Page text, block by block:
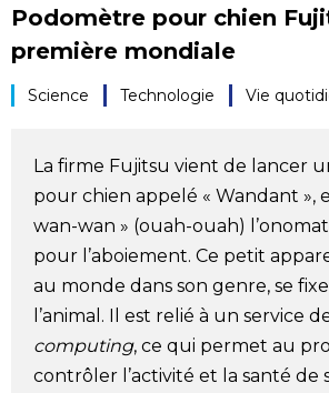
Économie
Culture
Gastronomie
Le japonais
En plus
Podomètre pour chien
première mondiale
Science Technologie Vie
La firme Fujitsu vient de lancer
pour chien appelé « Wandant »,
wan-wan » (ouah-ouah)
pour l’aboiement. Ce petit
au monde dans son genre, se
l’animal. Il est relié à un service
computing, ce qui permet au
contrôler l’activité et la santé de